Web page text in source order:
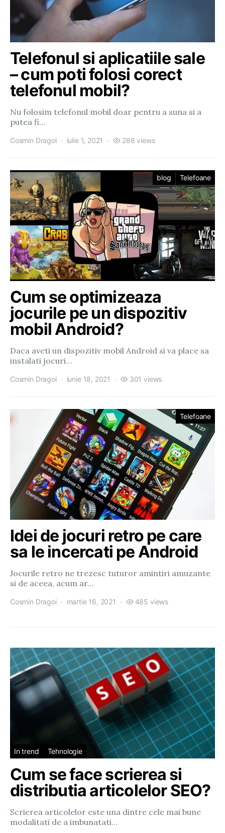
Telefonul si aplicatiile sale
– cum poti folosi corect
telefonul mobil?
Nu folosim telefonul mobil doar pentru a suna si a
putea fi…
Cosmin Dragoi iulie 1, 2021 288 views
blog Telefoane
Cum se optimizeaza
jocurile pe un dispozitiv
mobil Android?
Daca aveti un dispozitiv mobil Android si va place sa
instalati jocuri…
Cosmin Dragoi iunie 18, 2021 301 views
Telefoane
Idei de jocuri retro pe care
sa le incercati pe Android
Jocurile retro ne trezesc tuturor amintiri amuzante
si de aceea, acum ar…
Cosmin Dragoi martie 16, 2021 485 views
In trend Tehnologie
Cum se face scrierea si
distributia articolelor SEO?
Scrierea articolelor este una dintre cele mai bune
modalitati de a imbunatati…